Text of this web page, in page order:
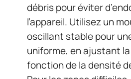
débris pour éviter
l’appareil. Utilisez un
oscillant stable pour
uniforme, en ajustant
fonction de la densité